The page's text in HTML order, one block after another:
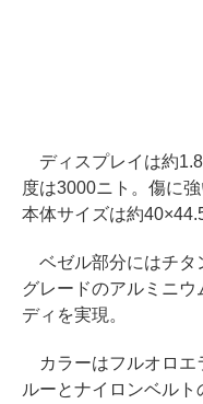
ディスプレイは約
度は3000ニト。傷に
本体サイズは約
ベゼル部分にはチタ
グレードのアルミニ
ディを実現。
カラーはフルオロエ
ルーとナイロンベル